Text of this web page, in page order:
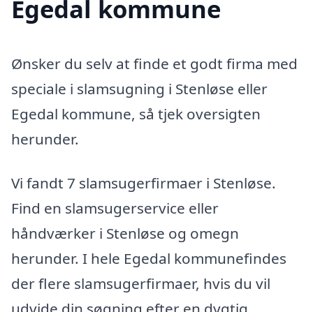
Egedal kommune
Ønsker du selv at finde et godt firma med
speciale i slamsugning i Stenløse eller
Egedal kommune, så tjek oversigten
herunder.
Vi fandt 7 slamsugerfirmaer i Stenløse.
Find en slamsugerservice eller
håndværker i Stenløse og omegn
herunder. I hele Egedal kommunefindes
der flere slamsugerfirmaer, hvis du vil